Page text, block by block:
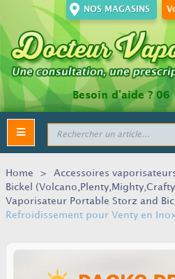
NOS MAGASINS
Besoin d’aide ?06
Toggle
navigation
Home > Accessoires
Bickel
Vaporisateur Portable Storz and
Refroidissement pour Venty en